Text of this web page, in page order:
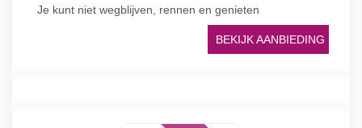
Je kunt niet wegblijven, rennen en genieten
BEKIJK AANBIEDING